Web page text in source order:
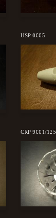
USP 0005
CRP 9001/125